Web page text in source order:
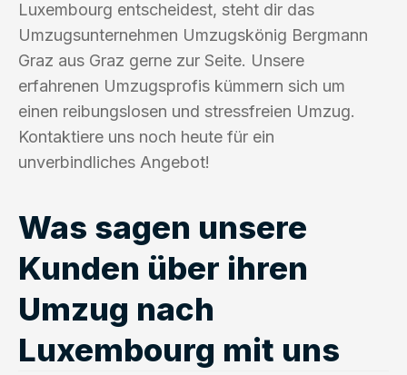
Luxembourg entscheidest, steht dir das
Umzugsunternehmen Umzugskönig Bergmann
Graz aus Graz gerne zur Seite. Unsere
erfahrenen Umzugsprofis kümmern sich um
einen reibungslosen und stressfreien Umzug.
Kontaktiere uns noch heute für ein
unverbindliches Angebot!
Was sagen unsere
Kunden über ihren
Umzug nach
Luxembourg mit uns